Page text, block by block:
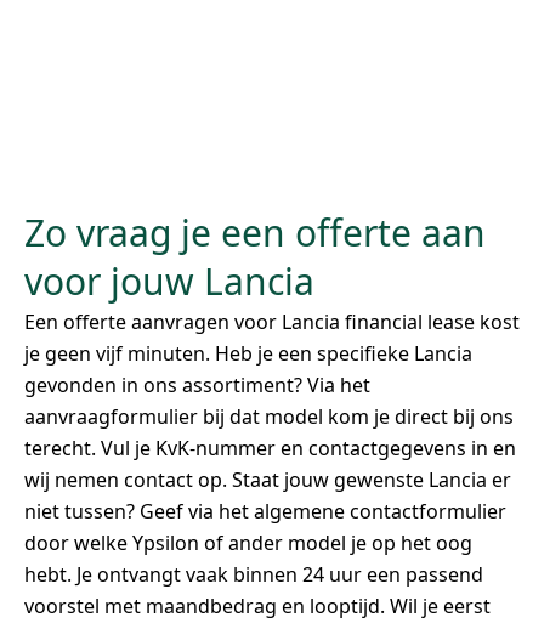
Zo vraag je een offerte aan
voor jouw Lancia
Een offerte aanvragen voor Lancia financial lease kost
je geen vijf minuten. Heb je een specifieke Lancia
gevonden in ons assortiment? Via het
aanvraagformulier bij dat model kom je direct bij ons
terecht. Vul je KvK-nummer en contactgegevens in en
wij nemen contact op. Staat jouw gewenste Lancia er
niet tussen? Geef via het algemene contactformulier
door welke Ypsilon of ander model je op het oog
hebt. Je ontvangt vaak binnen 24 uur een passend
voorstel met maandbedrag en looptijd. Wil je eerst